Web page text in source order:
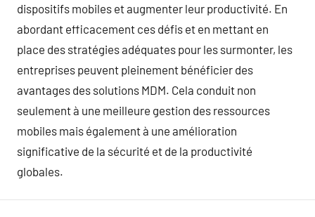
dispositifs mobiles et augmenter leur productivité. En
abordant efficacement ces défis et en mettant en
place des stratégies adéquates pour les surmonter, les
entreprises peuvent pleinement bénéficier des
avantages des solutions MDM. Cela conduit non
seulement à une meilleure gestion des ressources
mobiles mais également à une amélioration
significative de la sécurité et de la productivité
globales.